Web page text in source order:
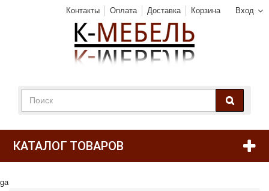
Вход
Контакты Оплата Доставка Корзина
КАТАЛОГ ТОВАРОВ
ga